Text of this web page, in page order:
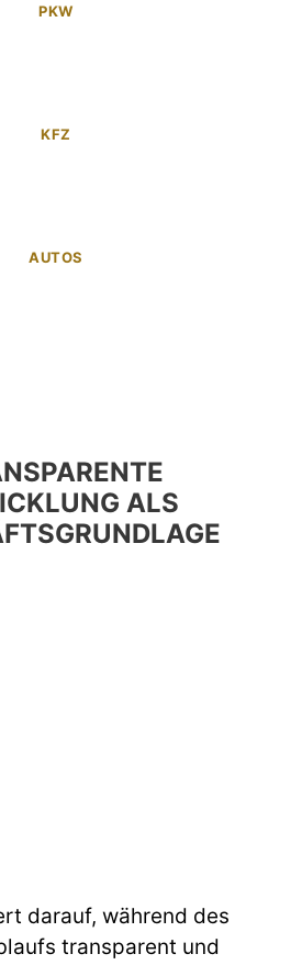
PKW
KFZ
AUTOS
ALS
darauf, während des
transparent und